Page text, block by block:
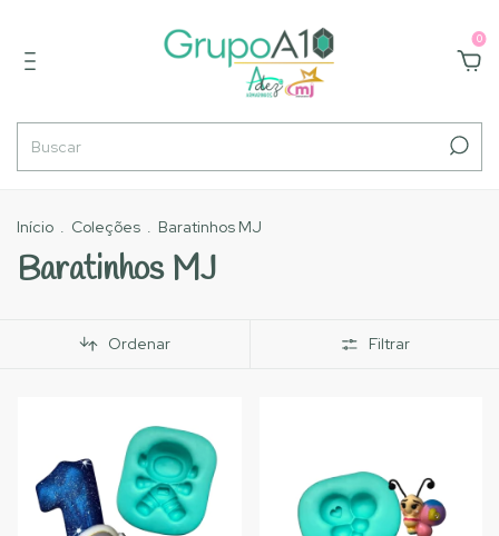
0
Início . Coleções . Baratinhos MJ
Baratinhos MJ
Ordenar Filtrar